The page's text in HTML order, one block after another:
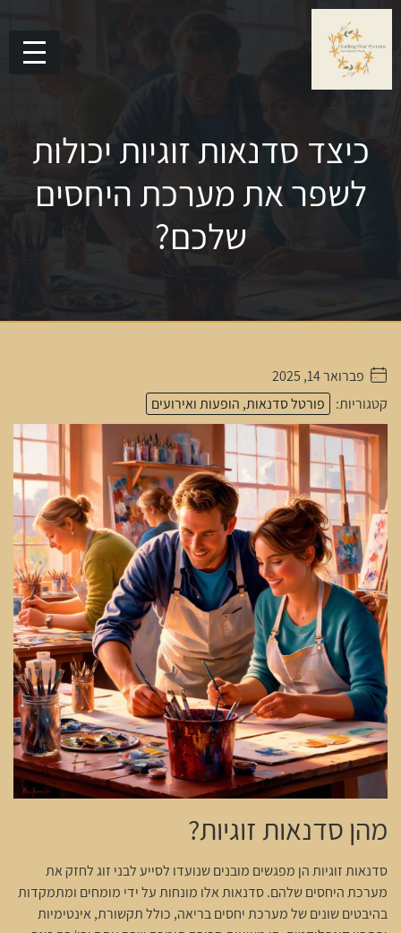
כיצד סדנאות זוגיות יכולות
לשפר את מערכת היחסים
שלכם?
. . . . .פברואר 14, 2025
קטגוריות:
פורטל סדנאות, הופעות ואירועים
מהן סדנאות זוגיות?
סדנאות זוגיות הן מפגשים מובנים שנועדו לסייע לבני זוג לחזק את
מערכת היחסים שלהם. סדנאות אלו מונחות על ידי מומחים ומתמקדות
בהיבטים שונים של מערכת יחסים בריאה, כולל תקשורת, אינטימיות